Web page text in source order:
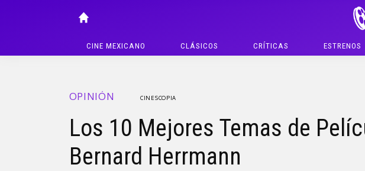
CINE MEXICANO CLÁSICOS CRÍTICAS ESTRENOS
OPINIÓN CINESCOPIA
Los 10 Mejores Temas de
Bernard Herrmann